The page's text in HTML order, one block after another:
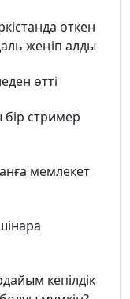
өткен
жеңіп алды
өтті
бір стример
мемлекет
кепілдік